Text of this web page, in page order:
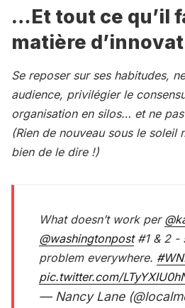
…Et tout ce qu’il
matière
Se reposer sur ses habitudes,
audience, privilégier le
organisation en silos… et ne
(Rien de nouveau sous le soleil
bien de le dire !)
What doesn’t work per ⁦
@washingtonpost #1 & 2 -
problem everywhere.
pic.twitter.com/
— Nancy Lane